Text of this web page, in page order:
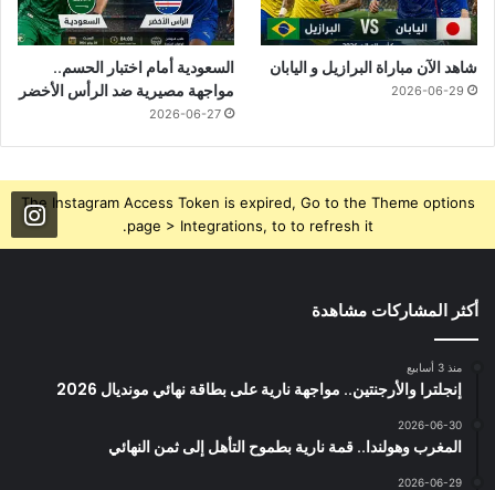
شاهد الآن مباراة البرازيل و اليابان
2026-06-29
السعودية أمام اختبار الحسم..
مواجهة مصيرية ضد الرأس الأخضر
2026-06-27
The Instagram Access Token is expired, Go to the Theme options
page > Integrations, to to refresh it.
أكثر المشاركات مشاهدة
منذ 3 أسابيع
إنجلترا والأرجنتين.. مواجهة نارية على بطاقة نهائي مونديال 2026
2026-06-30
المغرب وهولندا.. قمة نارية بطموح التأهل إلى ثمن النهائي
2026-06-29